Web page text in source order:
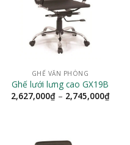
GHẾ VĂN PHÒNG
Ghế lưới lưng cao GX19B
2,627,000₫ – 2,745,000₫
giá: